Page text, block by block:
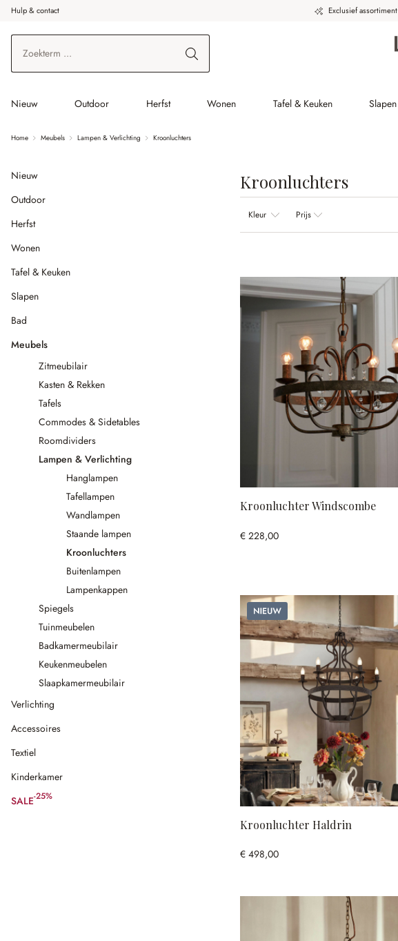
de hoofdinhoud
Ga naar zoeken
Ga naar de hoofdnavigatie
Hulp & contact Exclusief assortiment
Nieuw Outdoor Herfst Wonen Tafel & Keuken Slapen
Home Meubels Lampen & Verlichting Kroonluchters
Nieuw
Outdoor
Herfst
Wonen
Tafel & Keuken
Slapen
Bad
Meubels
Zitmeubilair
Kasten & Rekken
Tafels
Commodes & Sidetables
Roomdividers
Lampen & Verlichting
Hanglampen
Tafellampen
Wandlampen
Staande lampen
Kroonluchters
Buitenlampen
Lampenkappen
Spiegels
Tuinmeubelen
Badkamermeubilair
Keukenmeubelen
Slaapkamermeubilair
Verlichting
Accessoires
Textiel
Kinderkamer
SALE-25%
(25% gespart)
Kroonluchters
Kleur Prijs
Kroonluchter Windscombe
€ 228,00
Nieuw
Kroonluchter Haldrin
€ 498,00